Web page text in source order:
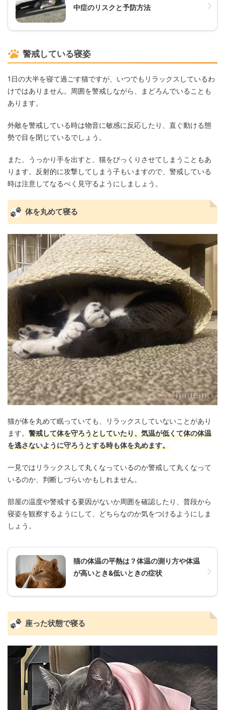
中症のリスクと予防方法
警戒している寝姿
1日の大半を寝て過ごす猫ですが、いつでもリラックスしているわ
けではありません。周囲を警戒しながら、まどろんでいることも
あります。
外敵を警戒している時は物音に敏感に反応したり、直ぐ動ける態
勢で目を閉じているでしょう。
また、うっかり手を出すと、猫をびっくりさせてしまうこともあ
ります。反射的に攻撃してしまう子もいますので、警戒している
時は注意してなるべく見守るようにしましょう。
体を丸めて寝る
猫が体を丸めて眠っていても、リラックスしていないことがあり
ます。 警戒して体を守ろうとしていたり、気温が低くて体の体温
を逃さないように守ろうとする時も体を丸めます。
一見ではリラックスして丸くなっているのか警戒して丸くなって
いるのか、判断しづらいかもしれません。
部屋の温度や警戒する要因がないか周囲を確認したり、普段から
寝姿を観察するようにして、どちらなのか気をつけるようにしま
しょう。
猫の体温の平熱は？体温の測り方や体温
が高いとき&低いときの症状
座った状態で寝る